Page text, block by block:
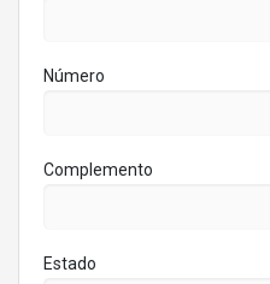
Número
Complemento
Estado